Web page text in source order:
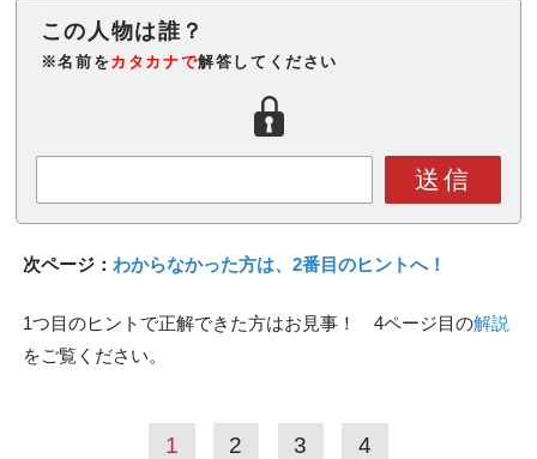
※名前をカタカナで解答してください
送信
次ページ： わからなかった方は、2番目のヒントへ！
1つ目のヒントで正解できた方はお見事！ 4ページ目の解説
をご覧ください。
1 2 3 4